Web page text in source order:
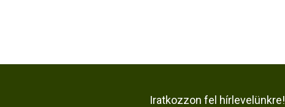
Iratkozzon fel hírlevelünkre!